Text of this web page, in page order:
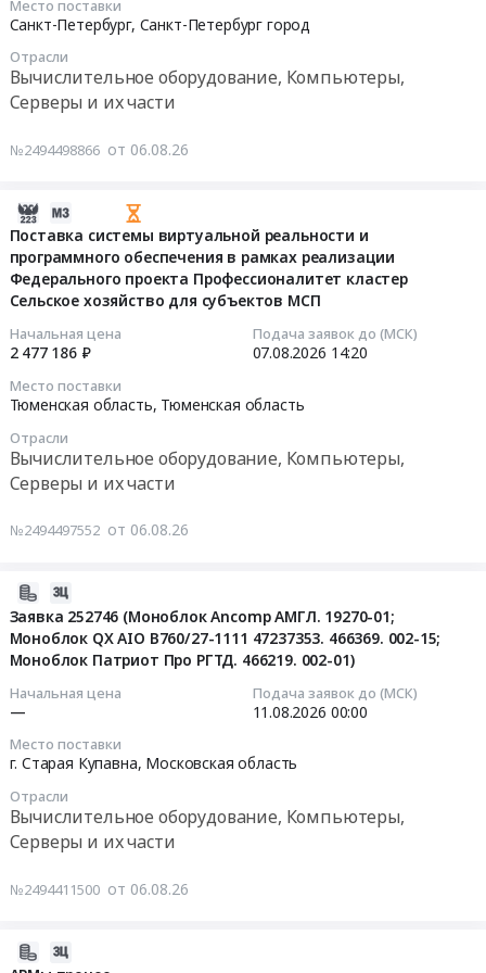
Место поставки
Санкт-Петербург, Санкт-Петербург город
Отрасли
Вычислительное оборудование, Компьютеры,
Серверы и их части
№2494498866 от 06.08.26
Поставка системы виртуальной реальности и
программного обеспечения в рамках реализации
Федерального проекта Профессионалитет кластер
Сельское хозяйство для субъектов МСП
Начальная цена
2 477 186 ₽
Подача заявок до (МСК)
07.08.2026 14:20
Место поставки
Тюменская область, Тюменская область
Отрасли
Вычислительное оборудование, Компьютеры,
Серверы и их части
№2494497552 от 06.08.26
Заявка 252746 (Моноблок Ancomp АМГЛ. 19270-01;
Моноблок QX AIO B760/27-1111 47237353. 466369. 002-15;
Моноблок Патриот Про РГТД. 466219. 002-01)
Начальная цена
—
Подача заявок до (МСК)
11.08.2026 00:00
Место поставки
г. Старая Купавна, Московская область
Отрасли
Вычислительное оборудование, Компьютеры,
Серверы и их части
№2494411500 от 06.08.26